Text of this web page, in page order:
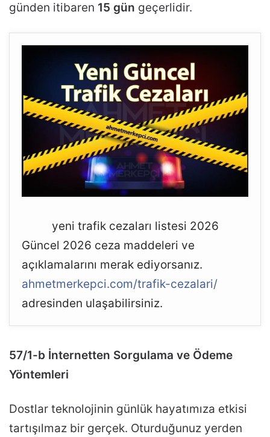
günden itibaren 15 gün geçerlidir.
yeni trafik cezaları listesi 2026
Güncel 2026 ceza maddeleri ve
açıklamalarını merak ediyorsanız.
ahmetmerkepci.com/trafik-cezalari/
adresinden ulaşabilirsiniz.
57/1-b İnternetten Sorgulama ve Ödeme
Yöntemleri
Dostlar teknolojinin günlük hayatımıza etkisi
tartışılmaz bir gerçek. Oturduğunuz yerden